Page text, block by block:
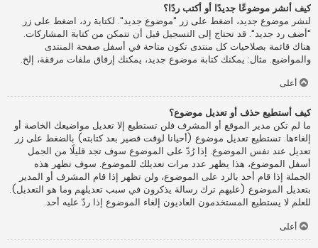
كيف أنشر موضوعًا جديدًا أو أكتب ردًا؟
لنشر موضوع جديد، اضغط على زر "موضوع جديد". لكتابة رد، اضغط على زر
"أضف رد جديد". قد تحتاج إلى التسجيل قبل أن تتمكن من كتابة المشاركات.
هناك قائمة بصلاحيات كل منتدى تكون متاحة في أسفل صفحة المنتدى
والمواضيع. مثال: يمكنك كتابة موضوع جديد، يمكنك إرفاق ملفات مرفقة، إلخ.
أعلى
كيف أستطيع حذف أو تعديل موضوع؟
ما لم تكن مدير الموقع أو المشرف فلن تستطيع إلا تعديل مواضيعك الخاصة أو
إلغاءها. تستطيع تعديل موضوع (أحيانا لوقت قصير بعد كتابته) بالضغط على زر
تعديل عند نفس الموضوع. إذا رُدّ على الموضوع سوف تجد قليلًا من الجمل
أسفل الموضوع، هذا يظهر عدد مرات تعديلك للموضوع. سوف تظهر هذه
الجملة إذا قام أحد بالرد على الموضوع، ولن تظهر إذا قام المشرف أو المدير
بتعديل الموضوع (عليهم ترك رسالة يذكرون في سبب تعديلهم وما هو التعديل).
للعلم لا يستطيع المستخدمون العاديون إلغاء الموضوع إذا ردّ عليه أحد.
أعلى